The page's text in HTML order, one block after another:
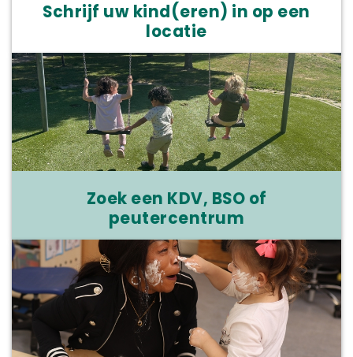
Schrijf uw kind(eren) in op een
locatie
Zoek een KDV, BSO of
peutercentrum